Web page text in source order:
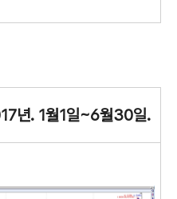
년. 1월1일~6월30일.